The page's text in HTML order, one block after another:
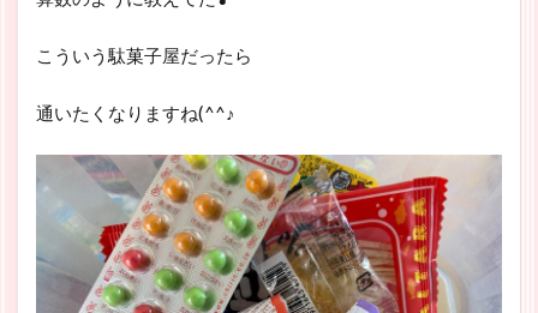
こういう駄菓子屋だったら
通いたくなりますね(^^♪